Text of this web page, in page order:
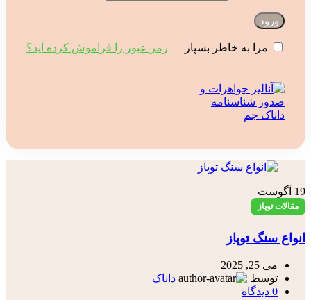
ورود
رمز عبور را فراموش کرده اید؟ مرا به خاطر بسپار
19 آگوست
مقالات توپاز
انواع سنگ توپاز
می 25, 2025
توسط
داناک
0 دیدگاه